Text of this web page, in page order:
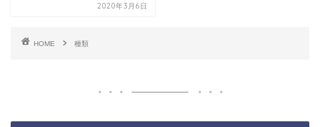
2020年3月6日
HOME 種類